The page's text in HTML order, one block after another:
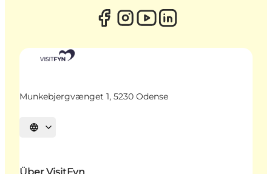
Munkebjergvænget 1, 5230 Odense
Sprache auswählen